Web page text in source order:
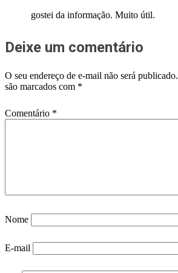
gostei da informação. Muito útil.
Deixe um comentário
O seu endereço de e-mail não será publicado.
são marcados com *
Comentário *
Nome
E-mail